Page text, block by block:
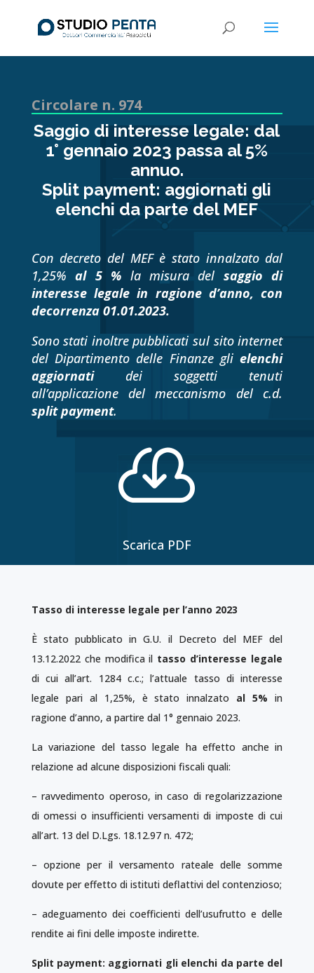
Circolare n. 974
Saggio di interesse legale: dal
1° gennaio 2023 passa al 5%
annuo.
Split payment: aggiornati gli
elenchi da parte del MEF
Con decreto del MEF è stato innalzato dal
1,25%al 5 % la misura del saggio di
interesse legale in ragione d’anno, con
decorrenza 01.01.2023.
Sono stati inoltre pubblicati sul sito internet
del Dipartimento delle Finanze glielenchi
aggiornati dei soggetti tenuti
all’applicazione del meccanismo del c.d.
split payment.

Scarica PDF
Tasso di interesse legale per l’anno 2023
È stato pubblicato in G.U. il Decreto del MEF del
13.12.2022 che modifica il tasso d’interesse legale
di cui all’art. 1284 c.c.; l’attuale tasso di interesse
legale pari al 1,25%, è stato innalzato al 5%in
ragione d’anno, a partire dal 1° gennaio 2023.
La variazione del tasso legale ha effetto anche in
relazione ad alcune disposizioni fiscali quali:
– ravvedimento operoso, in caso di regolarizzazione
di omessi o insufficienti versamenti di imposte di cui
all’art. 13 del D.Lgs. 18.12.97 n. 472;
– opzione per il versamento rateale delle somme
dovute per effetto di istituti deflattivi del contenzioso;
– adeguamento dei coefficienti dell’usufrutto e delle
rendite ai fini delle imposte indirette.
Split payment: aggiornati gli elenchi da parte del